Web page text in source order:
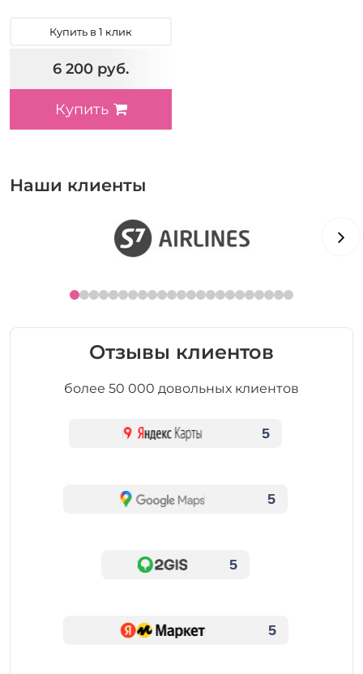
Купить в 1 клик
6 200 руб.
Купить
Наши клиенты
Отзывы клиентов
более 50 000 довольных клиентов
5
5
5
5